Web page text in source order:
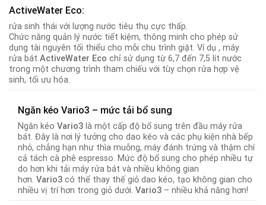
ActiveWater Eco:
rửa sinh thái với lượng nước tiêu thụ cực thấp.
Chức năng quản lý nước tiết kiệm, thông minh cho phép sử
dụng tài nguyên tối thiểu cho mỗi chu trình giặt. Ví dụ , máy
rửa bát ActiveWater Eco chỉ sử dụng từ 6,7 đến 7,5 lít nước
trong một chương trình tham chiếu với tùy chọn rửa hợp vệ
sinh, tối ưu hóa.
Ngăn kéo Vario3 – mức tải bổ sung
Ngăn kéoVario3 là ​​một cấp độ bổ sung trên đầu máy rửa
bát. Đây là nơi lý tưởng cho dao kéo và các phụ kiện nhà bếp
nhỏ, chẳng hạn như thìa muỗng, máy đánh trứng và thậm chí
cả tách cà phê espresso. Mức độ bổ sung cho phép nhiều tự
do hơn khi tải máy rửa bát và nhiều không gian
hơn.Vario3 có thể thay thế giỏ dao kéo, tạo không gian cho
nhiều vị trí hơn trong giỏ dưới.Vario3 – nhiều khả năng hơn!